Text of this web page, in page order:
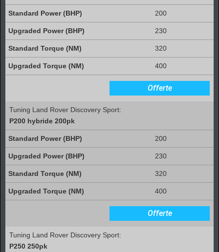
200
230
320
400
Offerte
Tuning Land Rover Discovery Sport:
P200 hybride 200pk
200
230
320
400
Offerte
Tuning Land Rover Discovery Sport:
P250 250pk